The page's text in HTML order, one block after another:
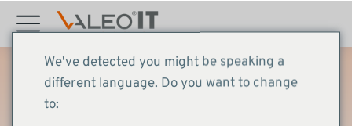
springen
We've detected you might be speaking a
different language. Do you want to change
to: